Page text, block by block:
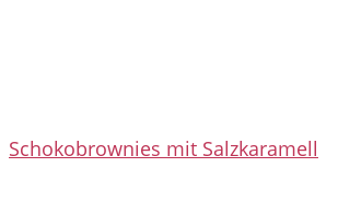
Schokobrownies mit Salzkaramell